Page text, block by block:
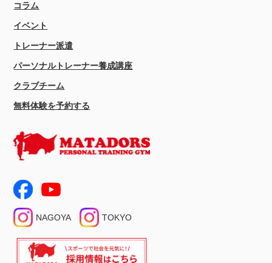
NAGOYA TOKYO
コラム
イベント
トレーナー派遣
パーソナルトレーナー養成講座
クラブチーム
無料体験を予約する